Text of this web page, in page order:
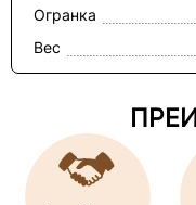
Огранка
Вес